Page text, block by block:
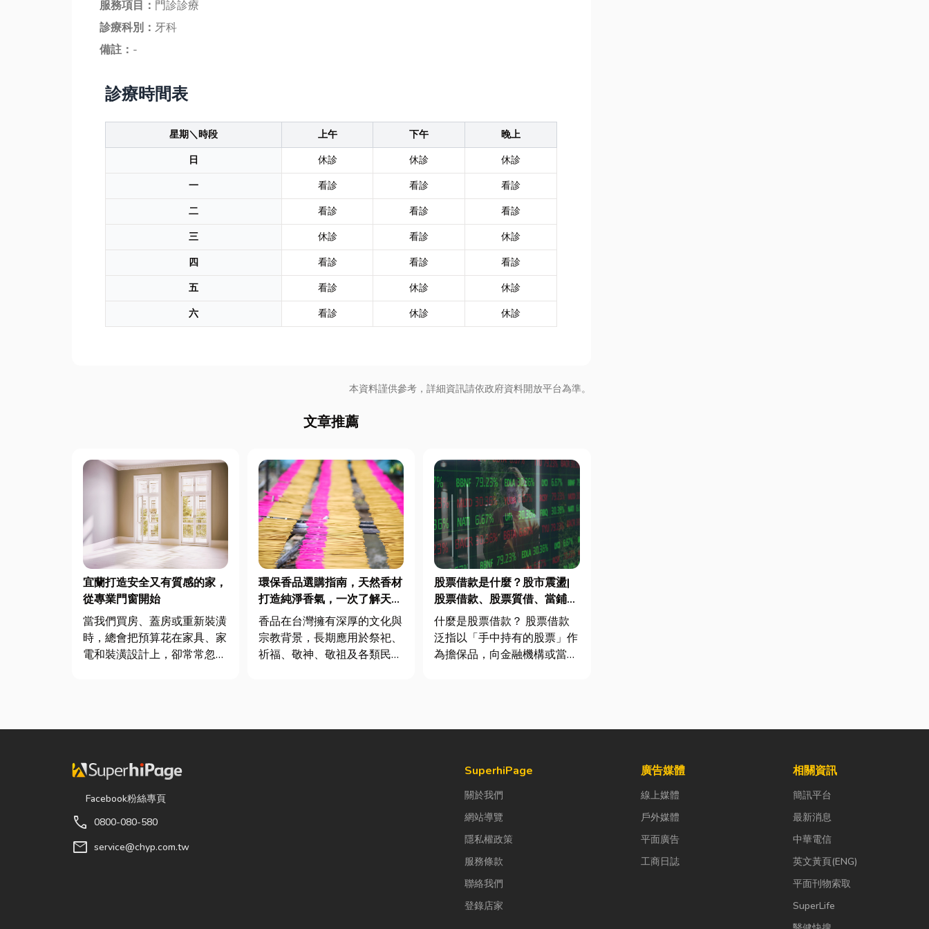
服務項目： 門診診療
診療科別： 牙科
備註： -
診療時間表
星期＼時段 上午 下午
晚上
日
休診 休診
休診
一
看診 看診
看診
二
看診 看診
看診
三
休診 看診
休診
四
看診 看診
看診
五
看診 休診
休診
六
看診 休診 休診
本資料謹供參考，詳細資訊請依政府資料開放平台為準。
文章推薦
宜蘭打造安全又有質感的家，
從專業門窗開始
當我們買房、蓋房或重新裝潢
時，總會把預算花在家具、家
電和裝潢設計上，卻常常忽略
打...
環保香品選購指南，天然香材
打造純淨香氣，一次了解天然
低煙香品特色
香品在台灣擁有深厚的文化與
宗教背景，長期應用於祭祀、
祈福、敬神、敬祖及各類民俗
股票借款是什麼？股市震盪|
股票借款、股票質借、當鋪借
款完整比較
什麼是股票借款？ 股票借款
泛指以「手中持有的股票」作
為擔保品，向金融機構或當舖
款，以...
Facebook粉絲專頁
call 0800-080-580
mail service@chyp.com.tw
SuperhiPage
關於我們
網站導覽
隱私權政策
服務條款
聯絡我們
登錄店家
廣告媒體
線上媒體
戶外媒體
平面廣告
工商日誌
相關資訊
簡訊平台
最新消息
中華電信
英文黃頁(ENG)
平面刊物索取
SuperLife